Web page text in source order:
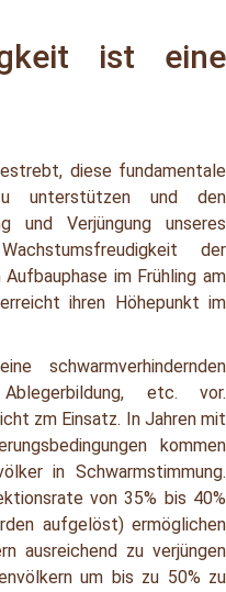
ist eine
diese fundamentale
unterstützen und den
und Verjüngung unseres
der
im Frühling am
ihren Höhepunkt im
schwarmverhindernden
etc. vor.
zm Einsatz. In Jahren mit
kommen
in Schwarmstimmung.
von 35% bis 40%
aufgelöst) ermöglichen
ausreichend zu verjüngen
um bis zu 50% zu